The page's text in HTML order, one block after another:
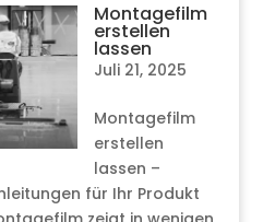
Montagefilm
erstellen
lassen
Juli 21, 2025
Montagefilm
erstellen
lassen –
für Ihr Produkt